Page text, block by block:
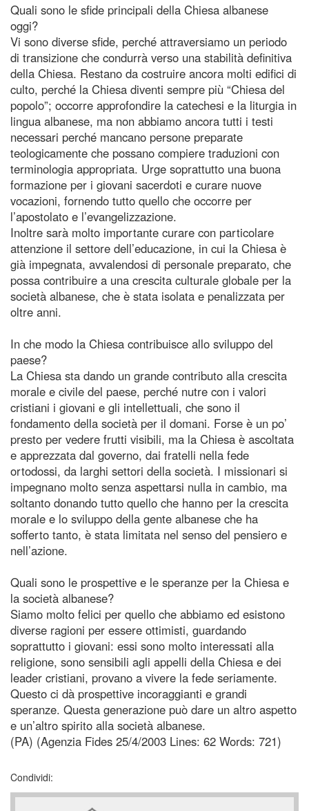
Quali sono le sfide principali della Chiesa albanese
oggi?
Vi sono diverse sfide, perché attraversiamo un periodo
di transizione che condurrà verso una stabilità definitiva
della Chiesa. Restano da costruire ancora molti edifici di
culto, perché la Chiesa diventi sempre più “Chiesa del
popolo”; occorre approfondire la catechesi e la liturgia in
lingua albanese, ma non abbiamo ancora tutti i testi
necessari perché mancano persone preparate
teologicamente che possano compiere traduzioni con
terminologia appropriata. Urge soprattutto una buona
formazione per i giovani sacerdoti e curare nuove
vocazioni, fornendo tutto quello che occorre per
l’apostolato e l’evangelizzazione.
Inoltre sarà molto importante curare con particolare
attenzione il settore dell’educazione, in cui la Chiesa è
già impegnata, avvalendosi di personale preparato, che
possa contribuire a una crescita culturale globale per la
società albanese, che è stata isolata e penalizzata per
oltre anni.
In che modo la Chiesa contribuisce allo sviluppo del
paese?
La Chiesa sta dando un grande contributo alla crescita
morale e civile del paese, perché nutre con i valori
cristiani i giovani e gli intellettuali, che sono il
fondamento della società per il domani. Forse è un po’
presto per vedere frutti visibili, ma la Chiesa è ascoltata
e apprezzata dal governo, dai fratelli nella fede
ortodossi, da larghi settori della società. I missionari si
impegnano molto senza aspettarsi nulla in cambio, ma
soltanto donando tutto quello che hanno per la crescita
morale e lo sviluppo della gente albanese che ha
sofferto tanto, è stata limitata nel senso del pensiero e
nell’azione.
Quali sono le prospettive e le speranze per la Chiesa e
la società albanese?
Siamo molto felici per quello che abbiamo ed esistono
diverse ragioni per essere ottimisti, guardando
soprattutto i giovani: essi sono molto interessati alla
religione, sono sensibili agli appelli della Chiesa e dei
leader cristiani, provano a vivere la fede seriamente.
Questo ci dà prospettive incoraggianti e grandi
speranze. Questa generazione può dare un altro aspetto
e un’altro spirito alla società albanese.
(PA) (Agenzia Fides 25/4/2003 Lines: 62 Words: 721)
Condividi: